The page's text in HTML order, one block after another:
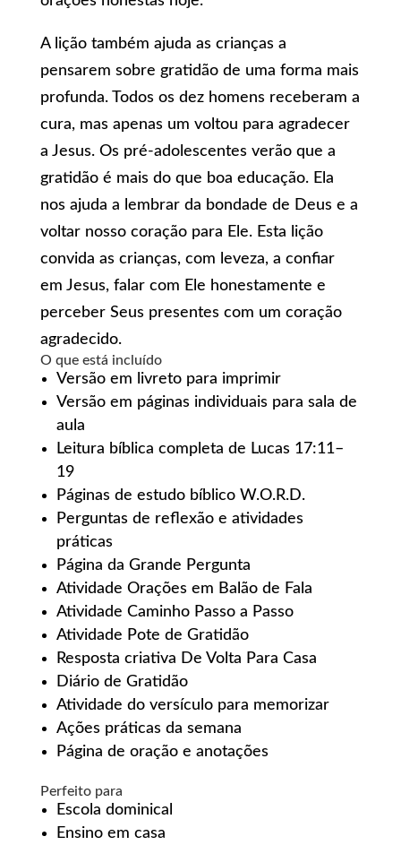
A lição também ajuda as crianças a
pensarem sobre gratidão de uma forma mais
profunda. Todos os dez homens receberam a
cura, mas apenas um voltou para agradecer
a Jesus. Os pré-adolescentes verão que a
gratidão é mais do que boa educação. Ela
nos ajuda a lembrar da bondade de Deus e a
voltar nosso coração para Ele. Esta lição
convida as crianças, com leveza, a confiar
em Jesus, falar com Ele honestamente e
perceber Seus presentes com um coração
agradecido.
O que está incluído
Versão em livreto para imprimir
Versão em páginas individuais para sala de
aula
Leitura bíblica completa de Lucas 17:11–
19
Páginas de estudo bíblico W.O.R.D.
Perguntas de reflexão e atividades
práticas
Página da Grande Pergunta
Atividade Orações em Balão de Fala
Atividade Caminho Passo a Passo
Atividade Pote de Gratidão
Resposta criativa De Volta Para Casa
Diário de Gratidão
Atividade do versículo para memorizar
Ações práticas da semana
Página de oração e anotações
Perfeito para
Escola dominical
Ensino em casa